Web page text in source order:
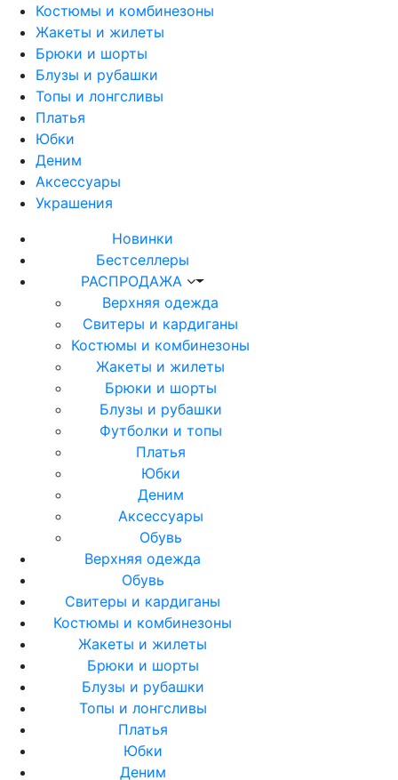
Костюмы и комбинезоны
Жакеты и жилеты
Брюки и шорты
Блузы и рубашки
Топы и лонгсливы
Платья
Юбки
Деним
Аксессуары
Украшения
Новинки
Бестселлеры
РАСПРОДАЖА
Верхняя одежда
Свитеры и кардиганы
Костюмы и комбинезоны
Жакеты и жилеты
Брюки и шорты
Блузы и рубашки
Футболки и топы
Платья
Юбки
Деним
Аксессуары
Обувь
Верхняя одежда
Обувь
Свитеры и кардиганы
Костюмы и комбинезоны
Жакеты и жилеты
Брюки и шорты
Блузы и рубашки
Топы и лонгсливы
Платья
Юбки
Деним